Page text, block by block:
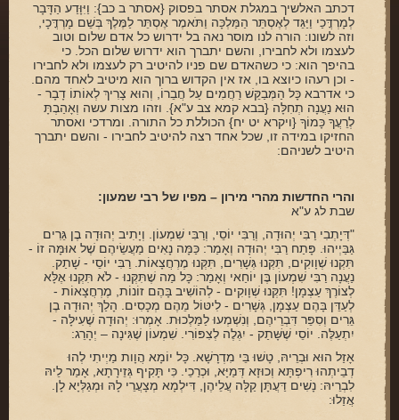
דכתב האלשיך במגלת אסתר בפסוק {אסתר ב כב}: וַיִּוָּדַע הַדָּבָר
לְמָרְדֳּכַי וַיַּגֵּד לְאֶסְתֵּר הַמַּלְכָּה וַתֹּאמֶר אֶסְתֵּר לַמֶּלֶךְ בְּשֵׁם מָרְדֳּכָי,
וזה לשונו: הורה לנו מוסר נאה בל ידרוש כל אדם שלום וטוב
לעצמו ולא לחבירו, והשם יתברך הוא ידרוש שלום הכל. כי
בהיפך הוא: כי כשהאדם שם פניו להיטיב רק לעצמו ולא לחבירו
- וכן רעהו כיוצא בו, אז אין הקדוש ברוך הוא מיטיב לאחד מהם.
כי אדרבא כָּל הַמְּבַקֵּשׁ רַחֲמִים עַל חֲבֵרוֹ, וְהוּא צָרִיךְ לְאוֹתוֹ דָבָר -
הוּא נַעֲנָה תְחִלָּה {בבא קמא צב ע"א}. וזהו מצות עשה וְאָהַבְתָּ
לְרֵעֲךָ כָּמוֹךָ {ויקרא יט יח} הכוללת כל התורה. ומרדכי ואסתר
החזיקו במידה זו, שכל אחד רצה להיטיב לחבירו - והשם יתברך
היטיב לשניהם:
והרי החדשות מהרי מירון – מפיו של רבי שמעון:
שבת לג ע"א
"דְּיָתְבִי רַבִּי יְהוּדָה, וְרַבִּי יוֹסֵי, וְרַבִּי שִׁמְעוֹן. וְיָתִיב יְהוּדָה בֶן גֵּרִים
גַּבַּיְיהוּ. פָּתַח רַבִּי יְהוּדָה וְאָמַר: כַּמָּה נָאִים מַעֲשֵׂיהֶם שֶׁל אוּמָּה זוֹ -
תִּקְנוּ שְׁוָוקִים, תִּקְּנוּ גְּשָׁרִים, תִּקְּנוּ מֶרְחֲצָאוֹת. רַבִּי יוֹסֵי - שָׁתַק.
נַעֲנָה רַבִּי שִׁמְעוֹן בֶּן יוֹחַאי וְאָמַר: כָּל מַה שֶׁתִּקְּנוּ - לֹא תִּקְנוּ אֶלָּא
לְצוֹרֶךְ עַצְמָן! תִּקְּנוּ שְׁוָוקִים - לְהוֹשִׁיב בָּהֶם זוֹנוֹת, מֶרְחֲצָאוֹת -
לְעַדֵּן בָּהֶם עַצְמָן, גְּשָׁרִים - לִיטּוֹל מֵהֶם מְכָסִים. הָלַךְ יְהוּדָה בֶן
גֵּרִים וְסִפֵּר דִּבְרֵיהֶם, וְנִשְׁמְעוּ לַמַּלְכוּת. אָמְרוּ: יְהוּדָה שֶׁעִילָּה -
יִתְעַלֶּה. יוֹסֵי שֶׁשָּׁתַק - יִגְלֶה לְצִפּוֹרִי. שִׁמְעוֹן שֶׁגִּינָה – יְהָרֵג:
אָזַל הוּא וּבְרֵיהּ, טָשׁוּ בֵּי מִדְרָשָׁא. כָּל יוֹמָא הֲוָות מַיְיתִי לְהוּ
דְבֵיתְהוּ רִיפְתָּא וְכוּזָא דְּמַיָּא, וּכְרַכֵי. כִּי תָּקִיף גְּזֵירָתָא, אָמַר לֵיהּ
לִבְרֵיהּ: נָשִׁים דַּעֲתָּן קַלָּה עֲלֵיהֶן, דִּילְמָא מְצָעֲרֵי לָהּ וּמְגַלְּיָא לָן.
אֲזַלוּ: